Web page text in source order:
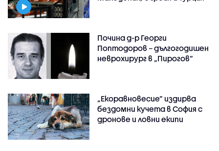
Почина д-р Георги
Поптодоров – дългогодишен
неврохирург в „Пирогов“
„Екоравновесие“ издирва
бездомни кучета в София с
дронове и ловни екипи